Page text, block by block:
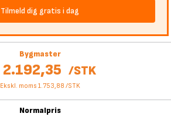
Tilmeld dig gratis i dag
Bygmaster
2.192,35 /STK
Ekskl. moms 1.753,88 /STK
Normalpris